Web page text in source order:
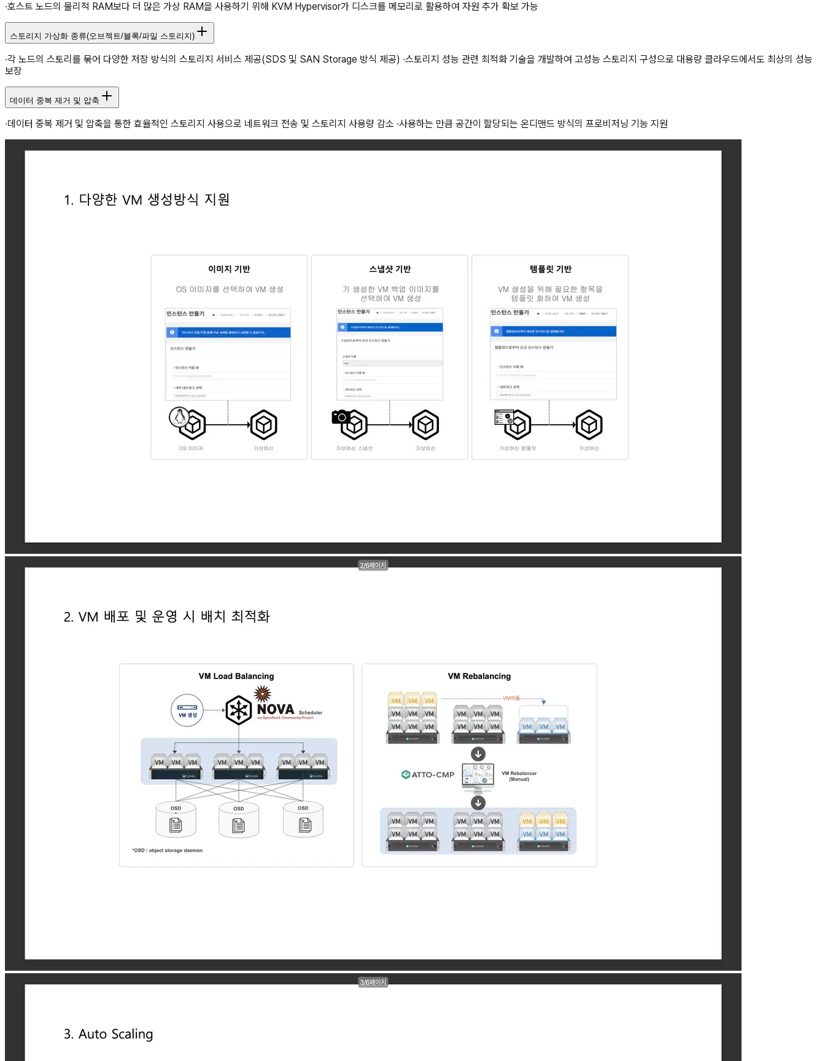
∙호스트 노드의 물리적 RAM보다 더 많은 가상 RAM을 사용하기 위해 KVM Hypervisor가 디스크를 메모리로 활용하여 자원 추가 확보 가능
스토리지 가상화 종류(오브젝트/블록/파일 스토리지)
∙각 노드의 스토리를 묶어 다양한 저장 방식의 스토리지 서비스 제공(SDS 및 SAN Storage 방식 제공) ∙스토리지 성능 관련 최적화 기술을 개발하여 고성능 스토리지 구성으로 대용량 클라우드에서도 최상의 성능
보장
데이터 중복 제거 및 압축
∙데이터 중복 제거 및 압축을 통한 효율적인 스토리지 사용으로 네트워크 전송 및 스토리지 사용량 감소 ∙사용하는 만큼 공간이 할당되는 온디맨드 방식의 프로비저닝 기능 지원